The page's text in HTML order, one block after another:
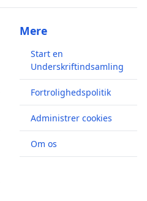
Mere
Start en
Underskriftindsamling
Fortrolighedspolitik
Administrer cookies
Om os